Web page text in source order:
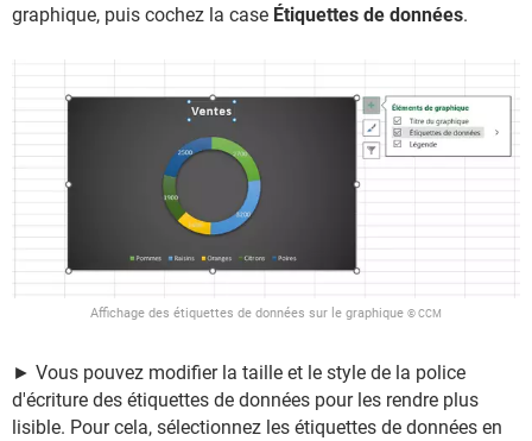
graphique, puis cochez la case Étiquettes de données.
Affichage des étiquettes de données sur le graphique © CCM
► Vous pouvez modifier la taille et le style de la police
d'écriture des étiquettes de données pour les rendre plus
lisible. Pour cela, sélectionnez les étiquettes de données en